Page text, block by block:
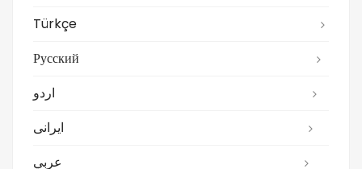
Türkçe
Русский
اردو
ایرانی
عربي